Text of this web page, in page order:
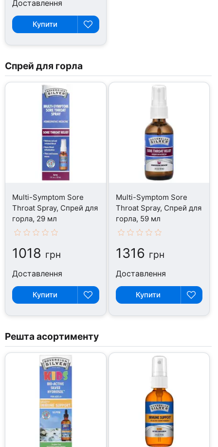
Доставлення
Купити
Спрей для горла
Multi-Symptom Sore
Throat Spray, Спрей для
горла, 29 мл
1018 грн
Доставлення
Купити
Multi-Symptom Sore
Throat Spray, Спрей для
горла, 59 мл
1316 грн
Доставлення
Купити
Решта асортименту